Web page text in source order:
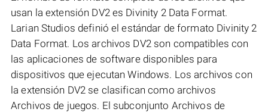
usan la extensión DV2 es Divinity 2 Data Format.
Larian Studios definió el estándar de formato Divinity 2
Data Format. Los archivos DV2 son compatibles con
las aplicaciones de software disponibles para
dispositivos que ejecutan Windows. Los archivos con
la extensión DV2 se clasifican como archivos
Archivos de juegos. El subconjunto Archivos de